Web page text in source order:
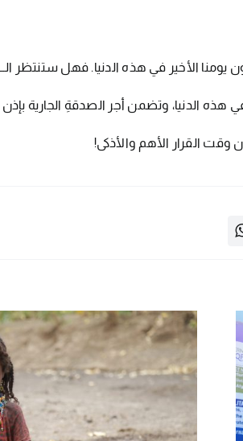
في هذه الدنيا. فهل ستنتظر الــ24 ساعةً الأخيرة؟
هذه الدنيا، وتضمن أجر الصدقةِ الجارية بإذن
القرار الأهم والأذكى!